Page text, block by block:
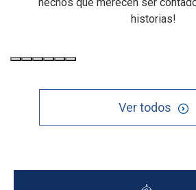
historias!
Ver todos